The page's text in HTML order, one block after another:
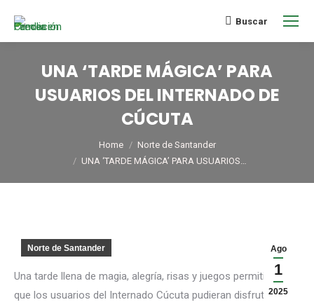
Buscar
UNA ‘TARDE MÁGICA’ PARA
USUARIOS DEL INTERNADO DE
CÚCUTA
Home
Norte de Santander
UNA ‘TARDE MÁGICA’ PARA USUARIOS…
Ago
1
2025
Norte de Santander
Una tarde llena de magia, alegría, risas y juegos permitieron
que los usuarios del Internado Cúcuta pudieran disfrutar de